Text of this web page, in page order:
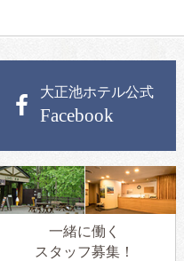
大正池ホテル公式
Facebook
一緒に働く
スタッフ募集！